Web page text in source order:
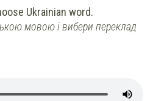
Ukrainian word.
мовою і вибери переклад